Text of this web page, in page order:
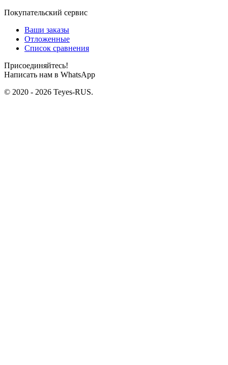
Покупательский сервис
Ваши заказы
Отложенные
Список сравнения
Присоединяйтесь!
Написать нам в WhatsApp
© 2020 - 2026 Teyes-RUS.